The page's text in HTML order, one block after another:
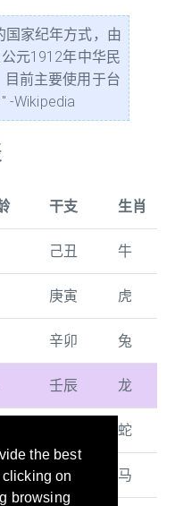
the best
on
browsing
国家纪年方式，由
元1912年中华民
目前主要使用于台
-Wikipedia
干支 生肖
己丑 牛
庚寅 虎
辛卯 兔
壬辰 龙
蛇
甲午 马